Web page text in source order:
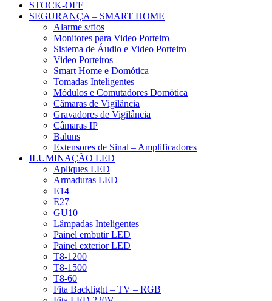
STOCK-OFF
SEGURANÇA – SMART HOME
Alarme s/fios
Monitores para Video Porteiro
Sistema de Áudio e Video Porteiro
Video Porteiros
Smart Home e Domótica
Tomadas Inteligentes
Módulos e Comutadores Domótica
Câmaras de Vigilância
Gravadores de Vigilância
Câmaras IP
Baluns
Extensores de Sinal – Amplificadores
ILUMINAÇÃO LED
Apliques LED
Armaduras LED
E14
E27
GU10
Lâmpadas Inteligentes
Painel embutir LED
Painel exterior LED
T8-1200
T8-1500
T8-60
Fita Backlight – TV – RGB